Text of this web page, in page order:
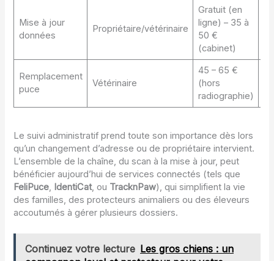
Mise à jour
données
Propriétaire/vétérinaire
Gratuit (en
ligne) – 35 à
50 €
(cabinet)
Remplacement
puce
Vétérinaire
45 – 65 €
(hors
radiographie)
Le suivi administratif prend toute son importance dès lors
qu’un changement d’adresse ou de propriétaire intervient.
L’ensemble de la chaîne, du scan à la mise à jour, peut
bénéficier aujourd’hui de services connectés (tels que
FeliPuce, IdentiCat, ou TracknPaw), qui simplifient la vie
des familles, des protecteurs animaliers ou des éleveurs
accoutumés à gérer plusieurs dossiers.
Continuez votre lecture Les gros chiens : un